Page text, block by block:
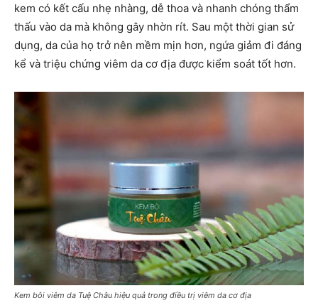
kem có kết cấu nhẹ nhàng, dễ thoa và nhanh chóng thẩm
thấu vào da mà không gây nhờn rít. Sau một thời gian sử
dụng, da của họ trở nên mềm mịn hơn, ngứa giảm đi đáng
kể và triệu chứng viêm da cơ địa được kiểm soát tốt hơn.
Kem bôi viêm da Tuệ Châu hiệu quả trong điều trị viêm da cơ địa